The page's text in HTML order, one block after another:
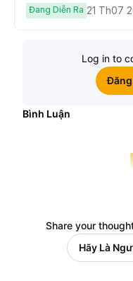
Cybertruck!
Đang Diễn Ra 21 Th07
Log in to
Đăng
Bình Luận
Share your
Hãy Là